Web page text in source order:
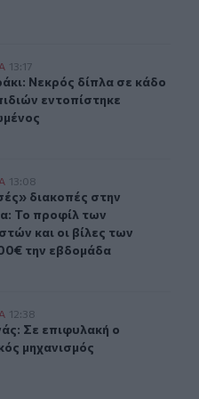
κάδο σκουπιδιών
13:17
Νεκρός δίπλα σε κάδο
Νεκρός δίπλα σε κάδο
εντοπίστηκε
Το προφίλ των
13:08
διακοπές στην Ελλάδα:
διακοπές στην
Το προφίλ των
και οι βίλες των
την εβδομάδα
μηχανισμός
12:38
Σε επιφυλακή ο κρατικός
Σε επιφυλακή ο
μηχανισμός